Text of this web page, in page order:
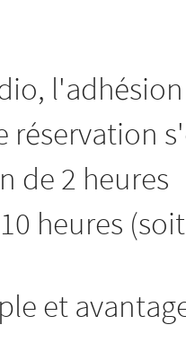
réservation
de 2 heures
heures
et